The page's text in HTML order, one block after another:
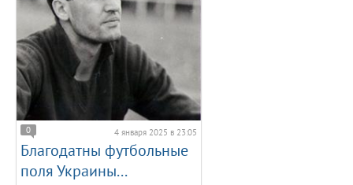
0 4 января 2025 в 23:05
Благодатны футбольные
поля Украины...